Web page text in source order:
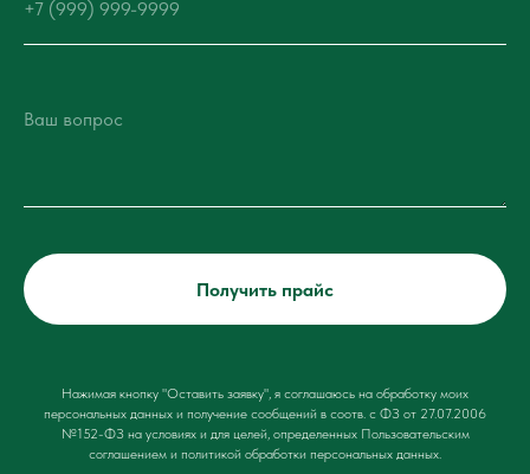
Получить прайс
Нажимая кнопку "Оставить заявку", я соглашаюсь на обработку моих
персональных данных и получение сообщений в соотв. с ФЗ от 27.07.2006
№152-ФЗ на условиях и для целей, определенных Пользовательским
соглашением и политикой обработки персональных данных.